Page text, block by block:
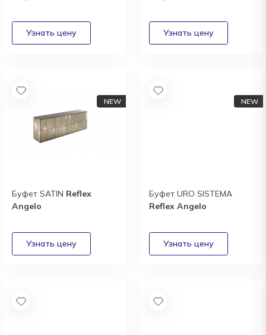
Буфет SATIN Reflex
Angelo
Буфет URO SISTEMA
Reflex Angelo